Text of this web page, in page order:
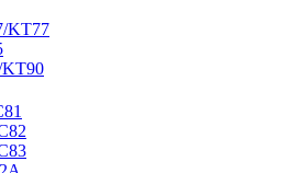
KT77
KT90